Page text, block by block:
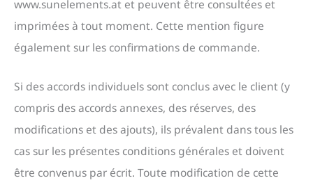
www.sunelements.at et peuvent être consultées et
imprimées à tout moment. Cette mention figure
également sur les confirmations de commande.
Si des accords individuels sont conclus avec le client (y
compris des accords annexes, des réserves, des
modifications et des ajouts), ils prévalent dans tous les
cas sur les présentes conditions générales et doivent
être convenus par écrit. Toute modification de cette